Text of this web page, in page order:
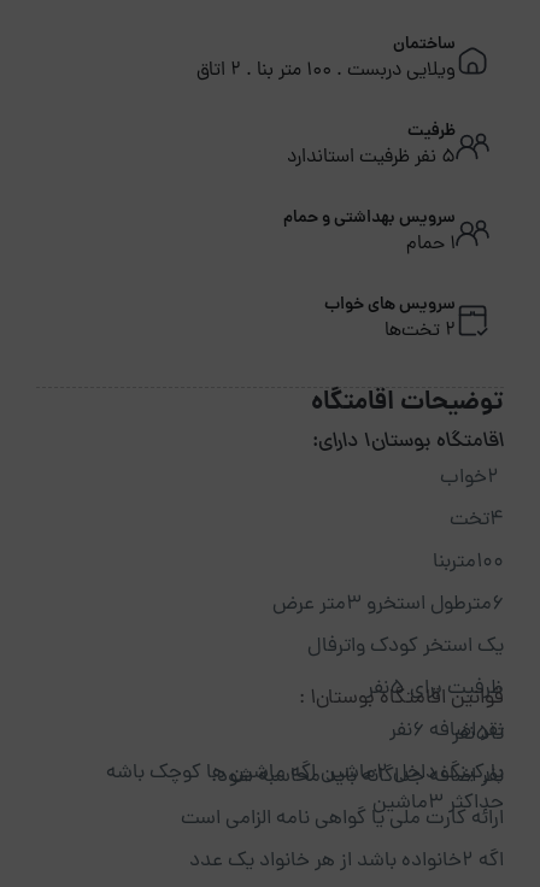
ساختمان
ویلایی دربست . 100 متر بنا . 2 اتاق
ظرفیت
5 نفر ظرفیت استاندارد
سرویس بهداشتی و حمام
1 حمام
سرویس های خواب
2 تخت‌ها
توضیحات اقامتگاه
اقامتگاه بوستان1 دارای:
۴تخت
۱۰۰متربنا
۶مترطول استخرو ۳متر عرض
یک استخر کودک واترفال
ظرفیت برای ۵نفر
نقر اضافه ۶نفر
پارکینگ داخل ۲ماشین اگه ماشین ها کوچک باشه
حداکثر ۳ماشین
قوانین اقامتگاه بوستان1 :
تا۵نفر
نفر اضافه جداگانه باید محاسبه شود.
ارائه کارت ملی یا گواهی نامه الزامی است
اگه ۲خانواده باشد از هر خانواد یک عدد